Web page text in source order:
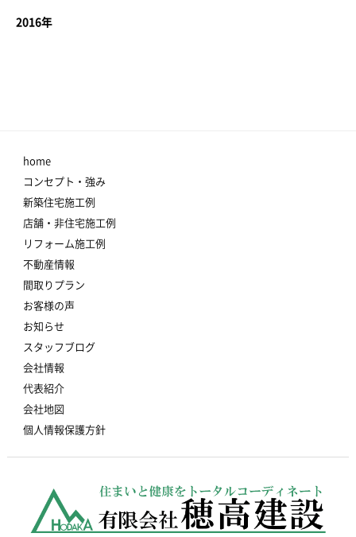
2016年
home
コンセプト・強み
新築住宅施工例
店舗・非住宅施工例
リフォーム施工例
不動産情報
間取りプラン
お客様の声
お知らせ
スタッフブログ
会社情報
代表紹介
会社地図
個人情報保護方針